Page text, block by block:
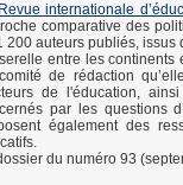
Revue internationale
comparative des
200 auteurs publiés, issus
entre les continents
de rédaction
de l'éducation,
par les questions
également des
du numéro 93